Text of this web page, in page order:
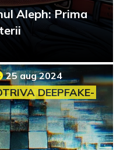
Aleph: Prima
25 aug 2024
DEEPFAKE-